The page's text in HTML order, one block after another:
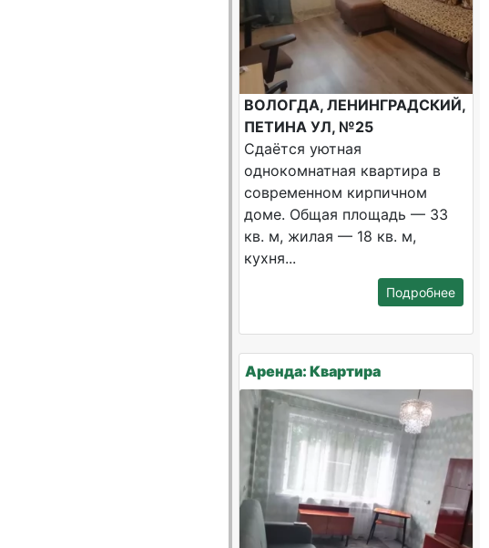
ВОЛОГДА, ЛЕНИНГРАДСКИЙ,
ПЕТИНА УЛ, №25
Сдаётся уютная
однокомнатная квартира в
современном кирпичном
доме. Общая площадь — 33
кв. м, жилая — 18 кв. м,
кухня...
Подробнее
Аренда: Квартира